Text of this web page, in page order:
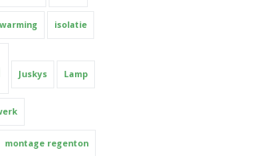
isolatie
Juskys Lamp
montage regenton